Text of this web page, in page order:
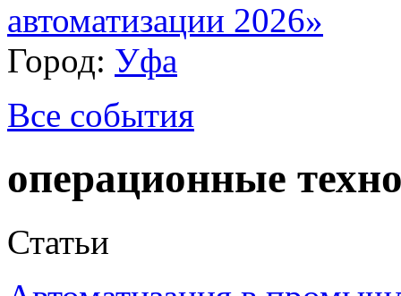
автоматизации 2026»
Город: Уфа
Все события
операционные
Статьи